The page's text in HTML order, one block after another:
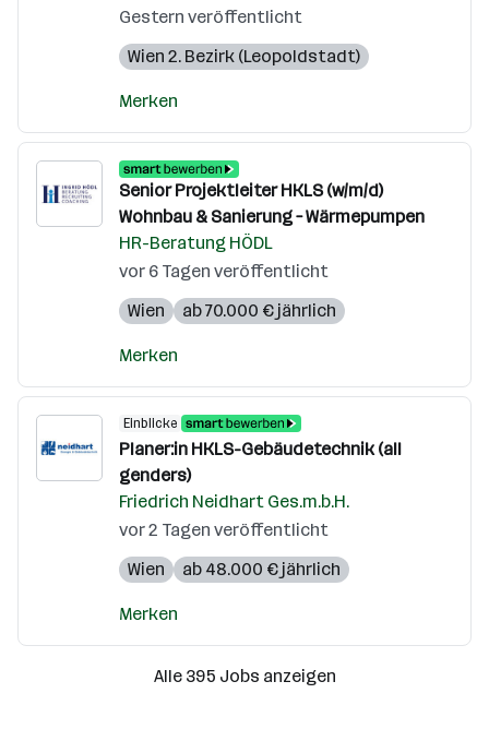
Gestern veröffentlicht
Wien 2. Bezirk (Leopoldstadt)
Merken
Senior Projektleiter HKLS (w/m/d)
Wohnbau & Sanierung – Wärmepumpen
HR-Beratung HÖDL
vor 6 Tagen veröffentlicht
Wien
ab 70.000 € jährlich
Merken
Einblicke
Planer:in HKLS-Gebäudetechnik (all
genders)
Friedrich Neidhart Ges.m.b.H.
vor 2 Tagen veröffentlicht
Wien
ab 48.000 € jährlich
Merken
Alle 395 Jobs anzeigen